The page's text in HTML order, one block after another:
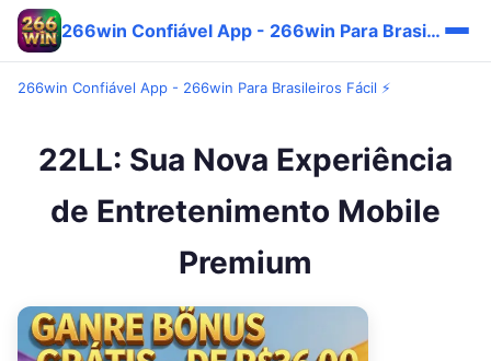
266win Confiável App - 266win Para Brasileiros Fácil ⚡
266win Confiável App - 266win Para Brasileiros Fácil ⚡
22LL: Sua Nova Experiência
de Entretenimento Mobile
Premium